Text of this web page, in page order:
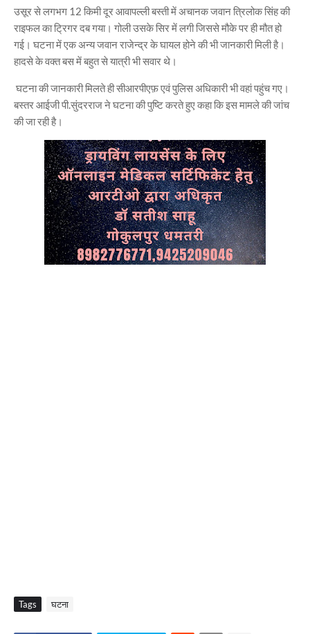
उसूर से लगभग 12 किमी दूर आवापल्ली बस्ती में अचानक जवान त्रिलोक सिंह की
राइफल का ट्रिगर दब गया। गोली उसके सिर में लगी जिससे मौके पर ही मौत हो
गई। घटना में एक अन्य जवान राजेन्द्र के घायल होने की भी जानकारी मिली है।
हादसे के वक्त बस में बहुत से यात्री भी सवार थे।
घटना की जानकारी मिलते ही सीआरपीएफ़ एवं पुलिस अधिकारी भी वहां पहुंच गए।
बस्तर आईजी पी.सुंदरराज ने घटना की पुष्टि करते हुए कहा कि इस मामले की जांच
की जा रही है।
Tags घटना